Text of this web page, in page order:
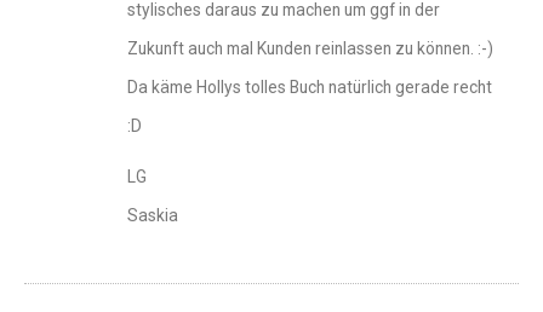
stylisches daraus zu machen um ggf in der
Zukunft auch mal Kunden reinlassen zu können. :-)
Da käme Hollys tolles Buch natürlich gerade recht
:D
LG
Saskia